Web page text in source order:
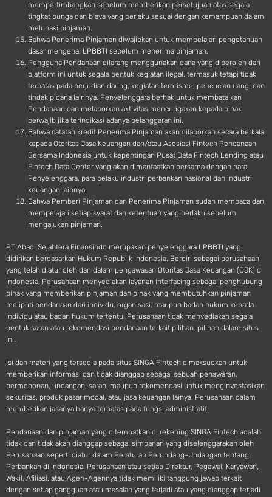
mempertimbangkan sebelum memberikan persetujuan atas segala
tingkat bunga dan biaya yang berlaku sesuai dengan kemampuan dalam
melunasi pinjaman.
Bahwa Penerima Pinjaman diwajibkan untuk mempelajari pengetahuan
dasar mengenai LPBBTI sebelum menerima pinjaman.
Pengguna Pendanaan dilarang menggunakan dana yang diperoleh dari
platform ini untuk segala bentuk kegiatan ilegal, termasuk tetapi tidak
terbatas pada perjudian daring, kegiatan terorisme, pencucian uang, dan
tindak pidana lainnya. Penyelenggara berhak untuk membatalkan
Pendanaan dan melaporkan aktivitas mencurigakan kepada pihak
berwajib jika terindikasi adanya pelanggaran ini.
Bahwa catatan kredit Penerima Pinjaman akan dilaporkan secara berkala
kepada Otoritas Jasa Keuangan dan/atau Asosiasi Fintech Pendanaan
Bersama Indonesia untuk kepentingan Pusat Data Fintech Lending atau
Fintech Data Center yang akan dimanfaatkan bersama dengan para
Penyelenggara, para pelaku industri perbankan nasional dan industri
keuangan lainnya.
Bahwa Pemberi Pinjaman dan Penerima Pinjaman sudah membaca dan
mempelajari setiap syarat dan ketentuan yang berlaku sebelum
mengajukan pinjaman.
PT Abadi Sejahtera Finansindo merupakan penyelenggara LPBBTI yang
didirikan berdasarkan Hukum Republik Indonesia. Berdiri sebagai perusahaan
yang telah diatur oleh dan dalam pengawasan Otoritas Jasa Keuangan (OJK) di
Indonesia, Perusahaan menyediakan layanan interfacing sebagai penghubung
pihak yang memberikan pinjaman dan pihak yang membutuhkan pinjaman
meliputi pendanaan dari individu, organisasi, maupun badan hukum kepada
individu atau badan hukum tertentu. Perusahaan tidak menyediakan segala
bentuk saran atau rekomendasi pendanaan terkait pilihan-pilihan dalam situs
ini.
Isi dan materi yang tersedia pada situs SINGA Fintech dimaksudkan untuk
memberikan informasi dan tidak dianggap sebagai sebuah penawaran,
permohonan, undangan, saran, maupun rekomendasi untuk menginvestasikan
sekuritas, produk pasar modal, atau jasa keuangan lainya. Perusahaan dalam
memberikan jasanya hanya terbatas pada fungsi administratif.
Pendanaan dan pinjaman yang ditempatkan di rekening SINGA Fintech adalah
tidak dan tidak akan dianggap sebagai simpanan yang diselenggarakan oleh
Perusahaan seperti diatur dalam Peraturan Perundang-Undangan tentang
Perbankan di Indonesia. Perusahaan atau setiap Direktur, Pegawai, Karyawan,
Wakil, Afiliasi, atau Agen-Agennya tidak memiliki tanggung jawab terkait
dengan setiap gangguan atau masalah yang terjadi atau yang dianggap terjadi